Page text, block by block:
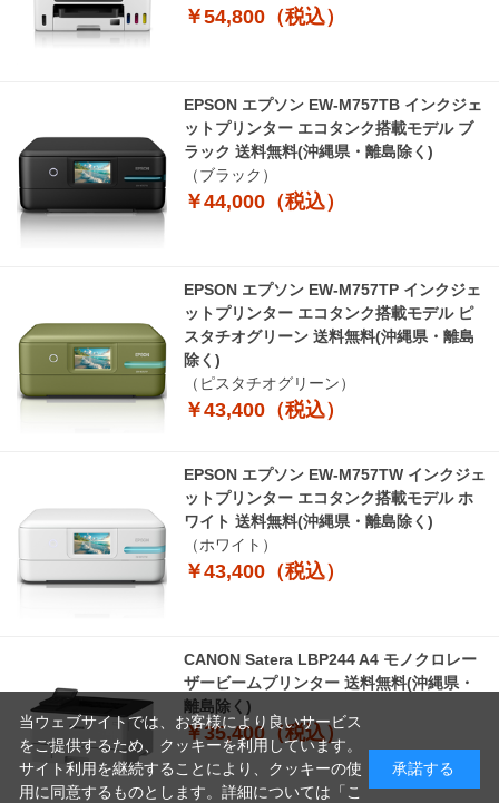
￥54,800（税込）
EPSON エプソン EW-M757TB インクジェ
ットプリンター エコタンク搭載モデル ブ
ラック 送料無料(沖縄県・離島除く)
（ブラック）
￥44,000（税込）
EPSON エプソン EW-M757TP インクジェ
ットプリンター エコタンク搭載モデル ピ
スタチオグリーン 送料無料(沖縄県・離島
除く)
（ピスタチオグリーン）
￥43,400（税込）
EPSON エプソン EW-M757TW インクジェ
ットプリンター エコタンク搭載モデル ホ
ワイト 送料無料(沖縄県・離島除く)
（ホワイト）
￥43,400（税込）
CANON Satera LBP244 A4 モノクロレー
ザービームプリンター 送料無料(沖縄県・
離島除く)
￥35,400（税込）
当ウェブサイトでは、お客様により良いサービス
をご提供するため、クッキーを利用しています。
サイト利用を継続することにより、クッキーの使
用に同意するものとします。詳細については「 こ
承諾する